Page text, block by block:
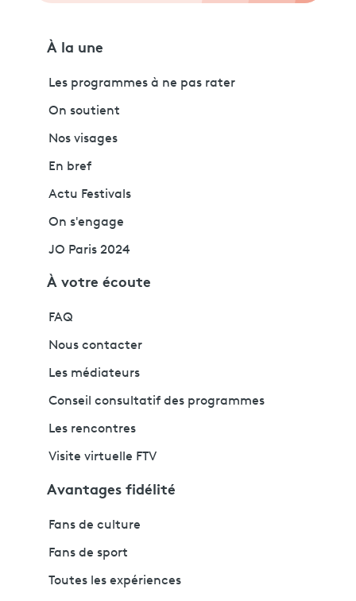
À la une
Les programmes à ne pas rater
On soutient
Nos visages
En bref
Actu Festivals
On s'engage
JO Paris 2024
À votre écoute
FAQ
Nous contacter
Les médiateurs
Conseil consultatif des programmes
Les rencontres
Visite virtuelle FTV
Avantages fidélité
Fans de culture
Fans de sport
Toutes les expériences